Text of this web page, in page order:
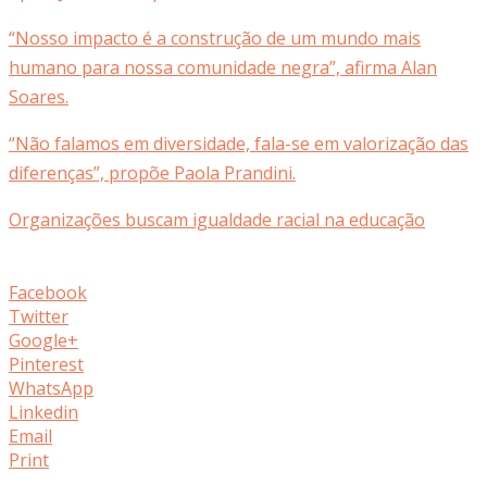
“Nosso impacto é a construção de um mundo mais
humano para nossa comunidade negra”, afirma Alan
Soares.
“Não falamos em diversidade, fala-se em valorização das
diferenças”, propõe Paola Prandini.
Organizações buscam igualdade racial na educação
Facebook
Twitter
Google+
Pinterest
WhatsApp
Linkedin
Email
Print